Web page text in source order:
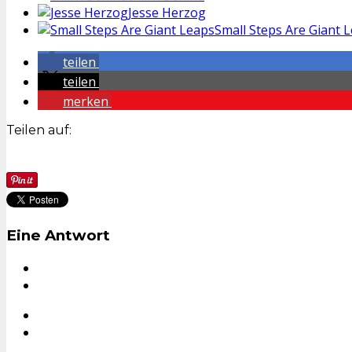
Jesse Herzog
Small Steps Are Giant
teilen
teilen
merken
Teilen auf:
Eine Antwort